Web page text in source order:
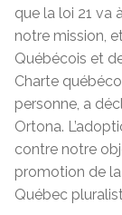
que la loi 21 va
notre mission,
Québécois et
Charte
personne, a
Ortona.
contre notre
promotion de la
Québec